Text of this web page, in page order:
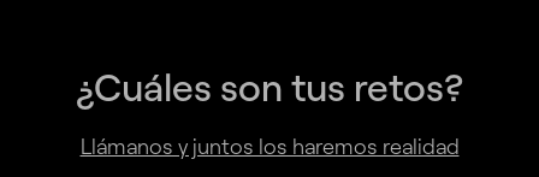
¿Cuáles son tus retos?
Llámanos y juntos los haremos realidad